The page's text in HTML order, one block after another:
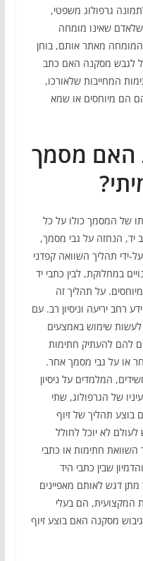
גרפולוג משפטי,
שלאדם שאינו מומחה
המומחה מאתר אותם, בוחן
לגבש מסקנה האם כתב
המחייבות שלאורכו,
הם מיוחסים או שמא
האם מסמך
של המסמך כולו על כל
יד, הנחזה על גבי מסמך,
ידי תהליך השוואה קפדני
במחלוקת, לבין כתבי יד
על תהליך זה
רחב יריעה וניסיון רב. עם
לעשות שימוש באמצעים
להם להעתיק חתימות
או על גבי מסמך אחר.
המלמדים על ניסיון
של הגרפולוג, שתי
בוצע תהליך של זיוף
לעולם לא יוכל לחולל
השוואת חתימות או כתבי
שבין כתבי היד
דגש לאותם מאפיינים
המקצועית, הם בעלי
מסקנה האם בוצע זיוף